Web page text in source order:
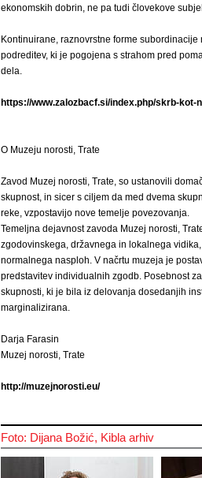
ekonomskih dobrin, ne pa tudi človekove
Kontinuirane, raznovrstne forme
podreditev, ki je pogojena s strahom pred
dela.
https://www.zalozbacf.si/index.php/skrb-kot-
O Muzeju norosti, Trate
Zavod Muzej norosti, Trate, so ustanovili
skupnost, in sicer s ciljem da med dvema
reke, vzpostavijo nove temelje povezovanja.
Temeljna dejavnost zavoda Muzej norosti,
zgodovinskega, državnega in lokalnega
normalnega nasploh. V načrtu muzeja je
predstavitev individualnih zgodb. Posebnost
skupnosti, ki je bila iz delovanja dosedanjih
marginalizirana.
Darja Farasin
Muzej norosti, Trate
http://muzejnorosti.eu/
Foto: Dijana Božić, Kibla arhiv